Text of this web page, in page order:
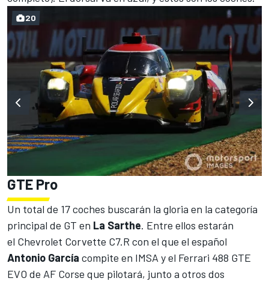
20
GTE Pro
Un total de 17 coches buscarán la gloria en la categoría
principal de GT en La Sarthe. Entre ellos estarán
el Chevrolet Corvette C7.R con el que el español
Antonio García compite en IMSA y el Ferrari 488 GTE
EVO de AF Corse que pilotará, junto a otros dos